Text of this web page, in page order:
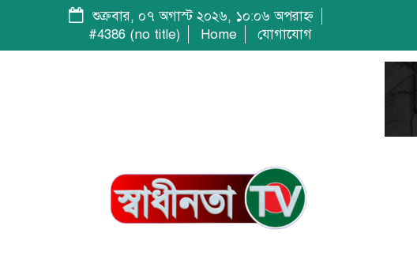
শুক্রবার, ০৭ অগাস্ট ২০২৬, ১০:০৬ অপরাহ্ন
#4386 (no title)
Home যোগাযোগ